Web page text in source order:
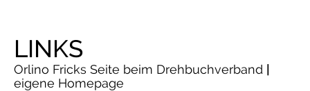
LINKS
Orlino Fricks Seite beim Drehbuchverband
eigene Homepage